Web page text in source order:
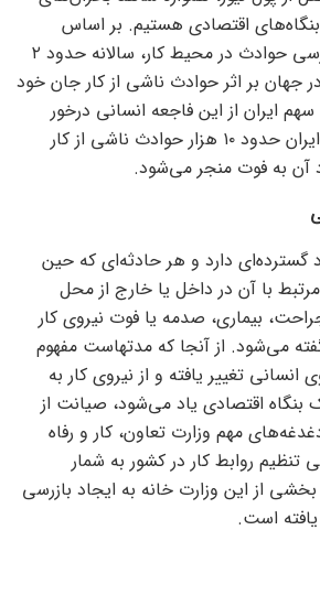
اقتصادی هستیم. بر اساس
گزارش‌های ناشی از بررسی حوادث در محیط کار، سالانه حدود ۲
هزار نفر در جهان بر اثر حوادث ناشی از کار جان خود
ایران از این فاجعه انسانی درخور
توجه است، چرا که در ایران حدود ۱۰ هزار حوادث ناشی از کار
گسترده‌ای دارد و هر حادثه‌ای که حین
با آن در داخل یا خارج از محل
بیماری، صدمه یا فوت نیروی کار
می‌شود. از آنجا که مدتهاست مفهوم
انسانی تغییر یافته و از نیروی کار به
بنگاه اقتصادی یاد می‌شود، صیانت از
مهم وزارت تعاون، کار و رفاه
تنظیم روابط کار در کشور به شمار
از این وزارت خانه به ایجاد بازرسی
است.